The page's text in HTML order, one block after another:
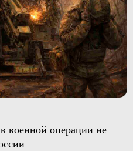
военной операции не